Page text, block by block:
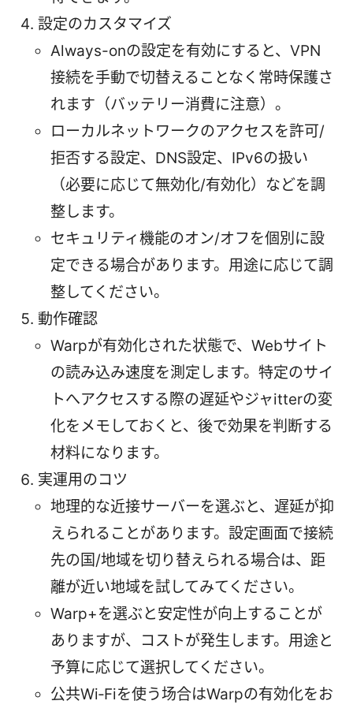
設定のカスタマイズ
Always-onの設定を有効にすると、VPN
接続を手動で切替えることなく常時保護さ
れます（バッテリー消費に注意）。
ローカルネットワークのアクセスを許可/
拒否する設定、DNS設定、IPv6の扱い
（必要に応じて無効化/有効化）などを調
整します。
セキュリティ機能のオン/オフを個別に設
定できる場合があります。用途に応じて調
整してください。
動作確認
Warpが有効化された状態で、Webサイト
の読み込み速度を測定します。特定のサイ
トへアクセスする際の遅延やジャitterの変
化をメモしておくと、後で効果を判断する
材料になります。
実運用のコツ
地理的な近接サーバーを選ぶと、遅延が抑
えられることがあります。設定画面で接続
先の国/地域を切り替えられる場合は、距
離が近い地域を試してみてください。
Warp+を選ぶと安定性が向上することが
ありますが、コストが発生します。用途と
予算に応じて選択してください。
公共Wi‑Fiを使う场合はWarpの有効化をお